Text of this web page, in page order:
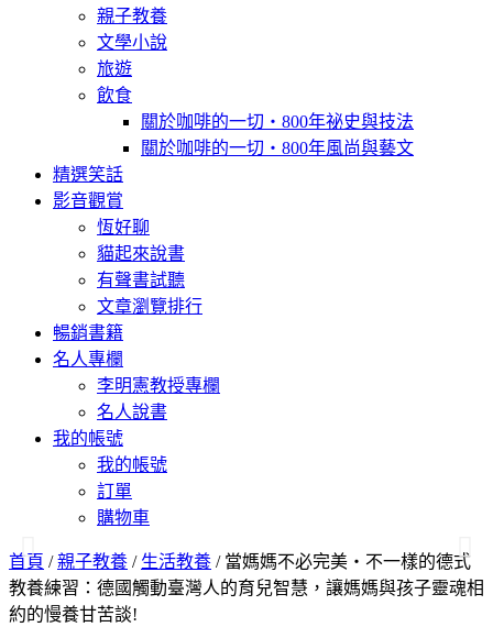
親子教養
文學小說
旅遊
飲食
關於咖啡的一切‧800年祕史與技法
關於咖啡的一切‧800年風尚與藝文
精選笑話
影音觀賞
恆好聊
貓起來說書
有聲書試聽
文章瀏覽排行
暢銷書籍
名人專欄
李明憲教授專欄
名人說書
我的帳號
我的帳號
訂單
購物車
首頁 /親子教養 / 生活教養 / 當媽媽不必完美‧不一樣的德式
教養練習：德國觸動臺灣人的育兒智慧，讓媽媽與孩子靈魂相
約的慢養甘苦談!